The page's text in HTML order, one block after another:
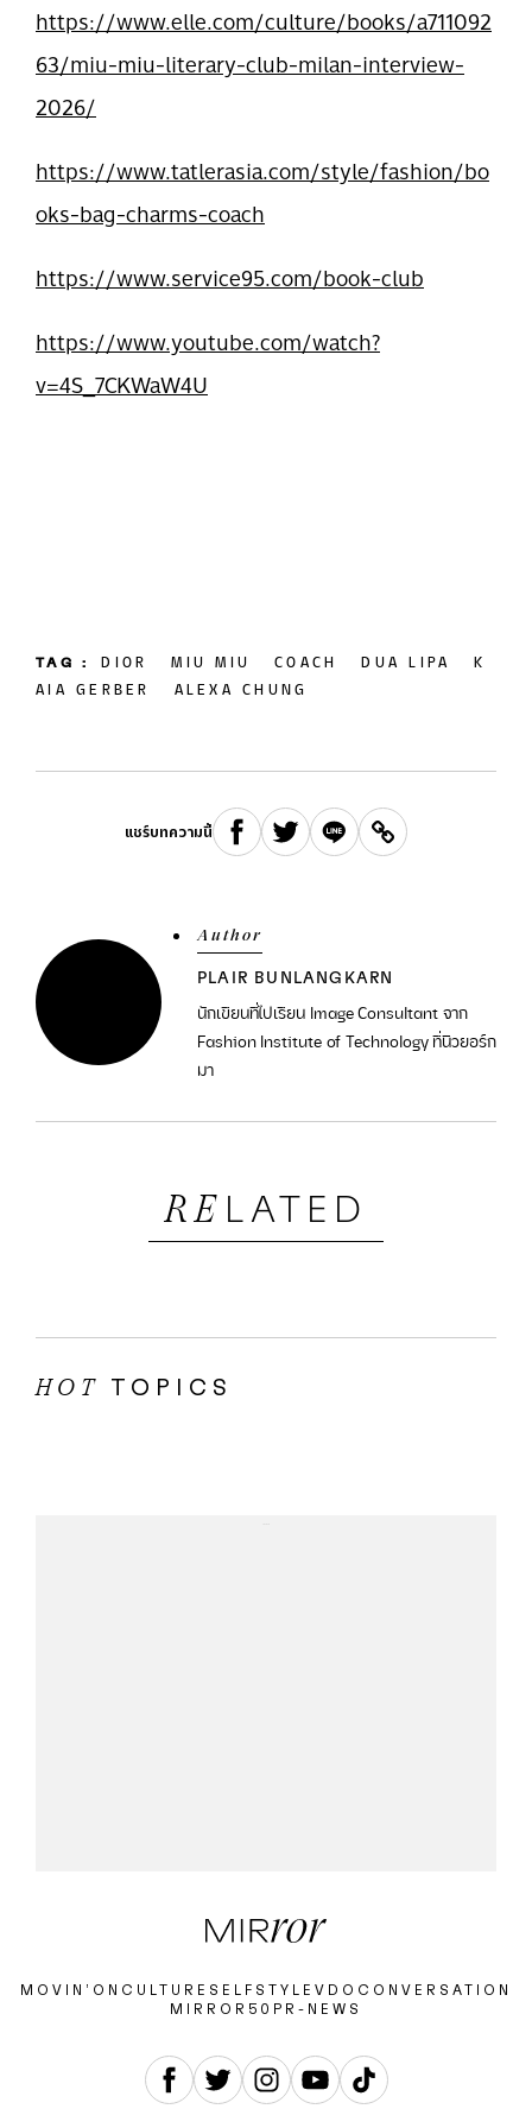
https://www.elle.com/culture/books/a711092
63/miu-miu-literary-club-milan-interview-
2026/
https://www.tatlerasia.com/style/fashion/bo
oks-bag-charms-coach
https://www.service95.com/book-club
https://www.youtube.com/watch?
v=4S_7CKWaW4U
TAG : DIOR MIU MIU COACH DUA LIPA K
AIA GERBER ALEXA CHUNG
แชร์บทความนี้
Author
PLAIR BUNLANGKARN
นักเขียนที่ไปเรียน Image Consultant จาก
Fashion Institute of Technology ที่นิวยอร์ก
มา
RE LATED
HOT TOPICS
MOVIN’ON CULTURE SELF STYLE VDO CONVERSATION
MIRROR50 PR-NEWS